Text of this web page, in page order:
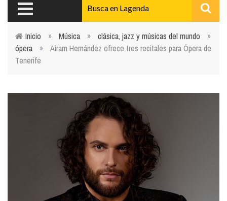
Usted está aquí
Inicio » Música » clásica, jazz y músicas del mundo
»
ópera
»
Airam Hernández ofrece tres recitales para Ópera de
Tenerife